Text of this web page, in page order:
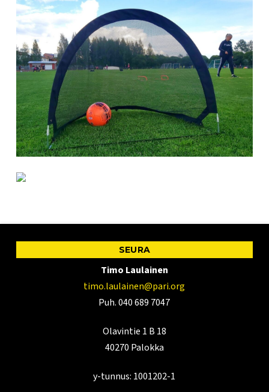
SEURA
Timo Laulainen
timo.laulainen@pari.org
Puh. 040 689 7047
Olavintie 1 B 18
40270 Palokka
y-tunnus: 1001202-1